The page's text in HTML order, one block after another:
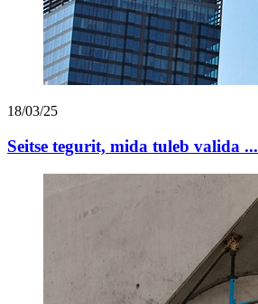
18/03/25
Seitse tegurit, mida tuleb valida ...